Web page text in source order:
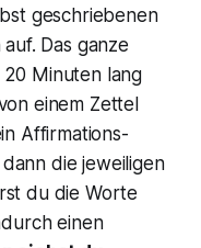
geschriebenen
Das ganze
Minuten lang
einem Zettel
Affirmations-
die jeweiligen
du die Worte
einen